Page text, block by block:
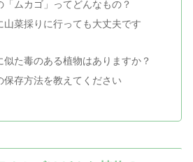
「ムカゴ」ってどんなもの？
山菜採りに行っても大丈夫です
似た毒のある植物はありますか？
保存方法を教えてください